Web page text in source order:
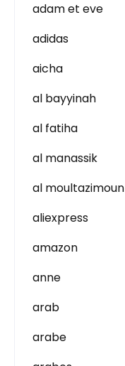
adam et eve
adidas
aicha
al bayyinah
al fatiha
al manassik
al moultazimoun
aliexpress
amazon
anne
arab
arabe